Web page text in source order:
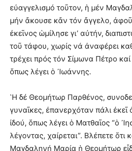
εὐαγγελισμό τοῦτον, ἡ μέν
μήν ἄκουσε κἄν τόν ἄγγελο,
ἐκεῖνος ὡμίλησε γι’ αὐτήν,
τοῦ τάφου, χωρίς νά ἀναφέρει
τρέχει πρός τόν Σίμωνα Πέτρο
ὅπως λέγει ὁ ᾿Ιωάννης.
῾Η δέ Θεομήτωρ Παρθένος,
γυναῖκες, ἐπανερχόταν πάλι
ἰδού, ὅπως λέγει ὁ Ματθαῖος “ὁ
λέγοντας, χαίρεται”. Βλέπετε ὅτι
Μαγδαληνή Μαρία ἡ Θεομήτωρ